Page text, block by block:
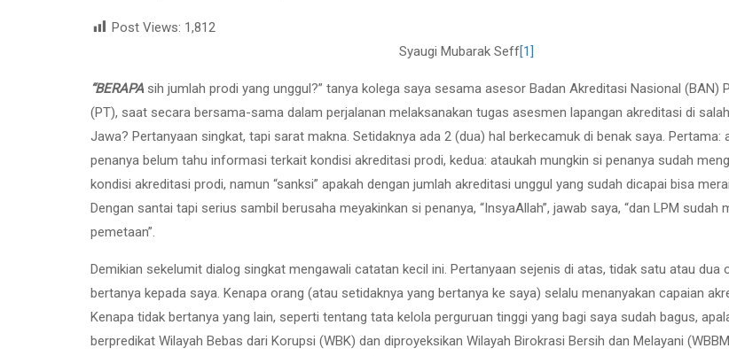
Post Views: 1,812
Syaugi Mubarak Seff[1]
“BERAPAsih jumlah prodi yang unggul?” tanya kolega saya sesama asesor Badan Akreditasi Nasional (BAN)
(PT), saat secara bersama-sama dalam perjalanan melaksanakan tugas asesmen lapangan akreditasi di
Jawa? Pertanyaan singkat, tapi sarat makna. Setidaknya ada 2 (dua) hal berkecamuk di benak saya. Pertama:
penanya belum tahu informasi terkait kondisi akreditasi prodi, kedua: ataukah mungkin si penanya sudah
kondisi akreditasi prodi, namun “sanksi” apakah dengan jumlah akreditasi unggul yang sudah dicapai bisa
Dengan santai tapi serius sambil berusaha meyakinkan si penanya, “InsyaAllah”, jawab saya, “dan LPM sudah
pemetaan”.
Demikian sekelumit dialog singkat mengawali catatan kecil ini. Pertanyaan sejenis di atas, tidak satu atau dua
bertanya kepada saya. Kenapa orang (atau setidaknya yang bertanya ke saya) selalu menanyakan capaian
Kenapa tidak bertanya yang lain, seperti tentang tata kelola perguruan tinggi yang bagi saya sudah bagus,
berpredikat Wilayah Bebas dari Korupsi (WBK) dan diproyeksikan Wilayah Birokrasi Bersih dan Melayani